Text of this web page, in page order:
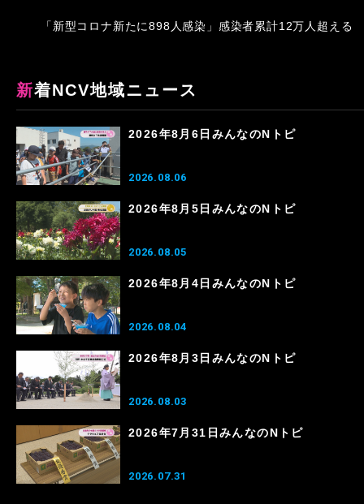
「新型コロナ新たに898人感染」感染者累計12万人超える
新着NCV地域ニュース
2026年8月6日みんなのNトピ
2026.08.06
2026年8月5日みんなのNトピ
2026.08.05
2026年8月4日みんなのNトピ
2026.08.04
2026年8月3日みんなのNトピ
2026.08.03
2026年7月31日みんなのNトピ
2026.07.31